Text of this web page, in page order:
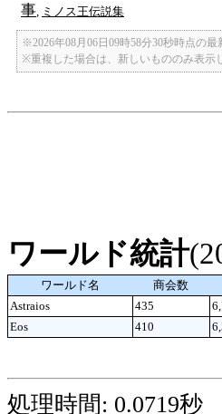
事 ミノス王伝説集
※2026年08月06日09時58分30秒時点の最
※重複した場合は、新しいもののみ表示
ワールド統計
ワールド名 商会数
Astraios
435
Eos
410
処理時間: 0.0719秒